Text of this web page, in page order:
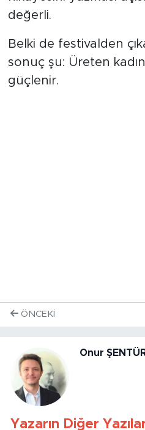
değerli.
Belki de festivalden
sonuç şu: Üreten
güçlenir.
ÖNCEKI
Onur
Yazarın Diğer